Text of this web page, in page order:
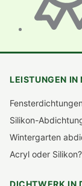
LEISTUNGEN IN
Silikon-
Wintergarten
Acryl oder Silikon?
DICHTWERK IN